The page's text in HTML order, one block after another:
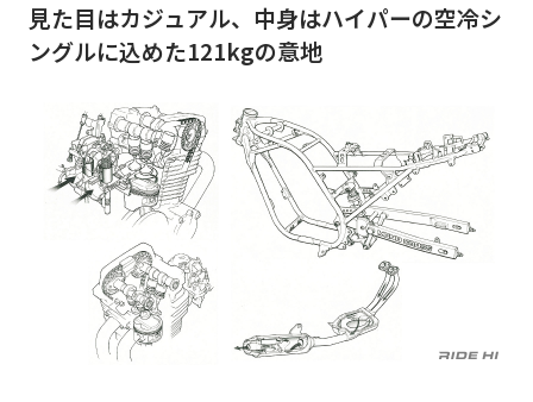
見た目はカジュアル、中身はハイパーの空冷シ
ングルに込めた121kgの意地